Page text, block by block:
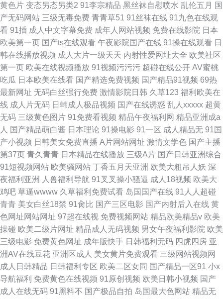
黄色片 变态另态另类2 91李宗精品 黑丝袜自慰喷水 乱伦五月 国
产无码网站 三级无毒免费 青青草51 91丝袜在线 91九色在线观
看 91插 成人中文字幕免费 成年人网站视频 免费在线影院 日本
欧美第一页 国产ts在线观看 午夜影院国产在线 91操在线观看 日
韩在线播放视频 成人大片一级天天 内射性爱网址大全 欧美社区
第一页 欧美在线视频播放 91视频污污污 超碰在线公开 AV蜜桃
吃瓜 日本欧美在线看 国产精选免费视频 国产精品91视频 69热
最新网址 无码白丝强行免费 激情影院日韩 久草123 福利欧美在
线 成人片无码 日韩成人极品视频 国产在线诱惑 乱人xxxxx 超黄
无码 三级黄色图片 91免费看视频 精品午夜福利网 精品亚洲成a
人 国产精品萌白酱 日本理论 91操电影 91一区 成人精品无 91国
产小视频 日韩美女免费直播 A片网站网址 激情文学色 国产主播
第37页 青久青青 日本精品在线播放 三级A片 国产日韩亚洲综合
91短视频网站 欧美骚网站 丁香五月天亚洲 欧美大粗吊人妖 深
夜福利亚洲
人兽福利导航 91叉叉操小骚逼 成人18视频 欧美大
鸡吧 草逼wwww 久草福利免费试看 岛国国产在线 91人人超碰
青青 美女白丝18禁 91肏比 国产三区电影 国产内射后入在线 黄
色网址网站网址 97超在线视 免费视频网站 精品欧美精品v 欧美
操碰 欧美二级片网址 精品成人无码视频 男女午夜福利影院 欧美
三级电影 免费黄色网址 成年版快手 日韩福利无码 四虎四房 亚
洲AV在线豆花 亚洲区成人 美女黄片免费观看 三级网站视频网
成人日韩精品 日韩福利专区 欧美二区女同 国产精品一区91 小x
导航福利 免费黄色在线视频 91原创视频 欧美日韩小视频 国产
成人在线无码 91黑料不 国产极品自拍 岛国最大色网站 精品无